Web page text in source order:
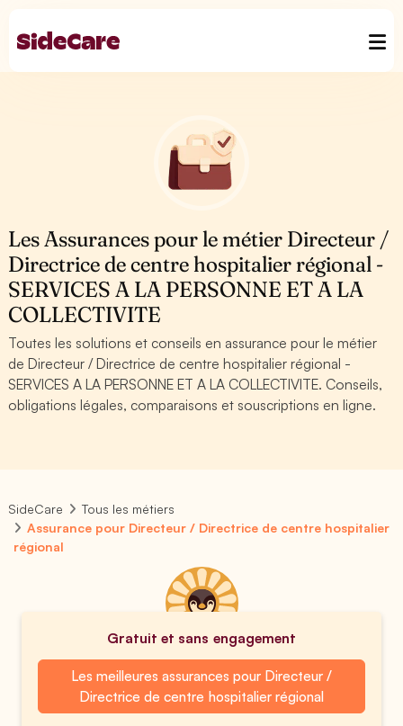
Les Assurances pour le métier Directeur /
Directrice de centre hospitalier régional -
SERVICES A LA PERSONNE ET A LA
COLLECTIVITE
Toutes les solutions et conseils en assurance pour le métier
de Directeur / Directrice de centre hospitalier régional -
SERVICES A LA PERSONNE ET A LA COLLECTIVITE. Conseils,
obligations légales, comparaisons et souscriptions en ligne.
SideCare
Tous les métiers
Assurance pour Directeur / Directrice de centre hospitalier
régional
Gratuit et sans engagement
Les meilleures assurances pour Directeur /
Directrice de centre hospitalier régional